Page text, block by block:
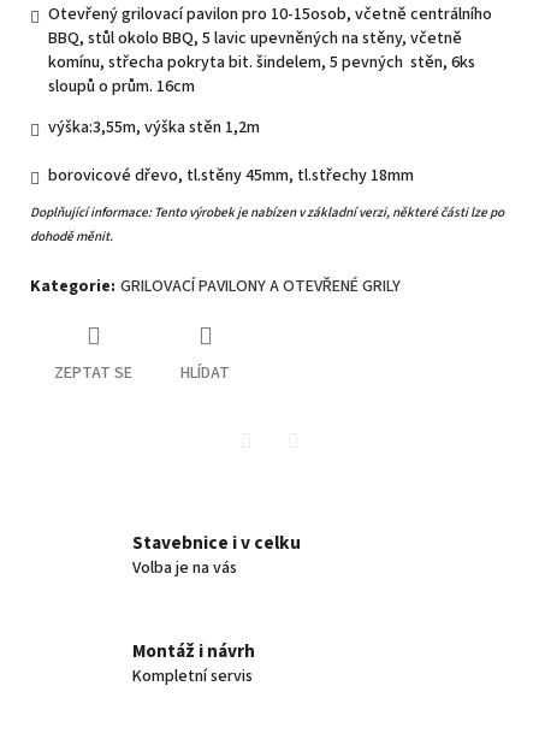
Otevřený grilovací pavilon pro 10-15osob, včetně centrálního
BBQ, stůl okolo BBQ, 5 lavic upevněných na stěny, včetně
komínu, střecha pokryta bit. šindelem, 5 pevných stěn, 6ks
sloupů o prům. 16cm
výška:3,55m, výška stěn 1,2m
borovicové dřevo, tl.stěny 45mm, tl.střechy 18mm
Doplňující informace: Tento výrobek je nabízen v základní verzi, některé části lze po
dohodě měnit.
Kategorie: GRILOVACÍ PAVILONY A OTEVŘENÉ GRILY
ZEPTAT SE HLÍDAT
Stavebnice i v celku
Volba je na vás
Montáž i návrh
Kompletní servis